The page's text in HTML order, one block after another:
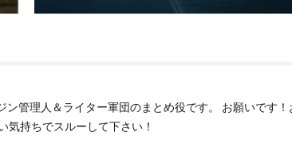
ン管理人＆ライター軍団のまとめ役です。 お願いです
気持ちでスルーして下さい！